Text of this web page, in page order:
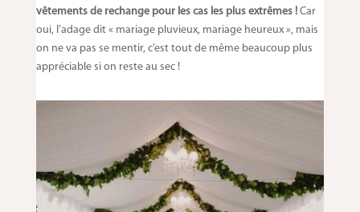
vêtements de rechange pour les cas les plus extrêmes !Car
oui, l’adage dit « mariage pluvieux, mariage heureux », mais
on ne va pas se mentir, c’est tout de même beaucoup plus
appréciable si on reste au sec !